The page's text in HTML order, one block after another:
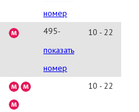
5-
700
номер
495-
642-
80-
показать
номер
10 - 22
10 - 22